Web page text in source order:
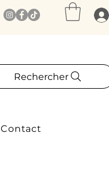
Rechercher
Contact